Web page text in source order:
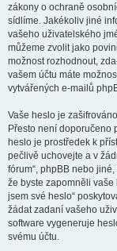
zákony o ochraně
sídlíme. Jakékoliv jiné
vašeho uživatelského
můžeme zvolit jako
možnost rozhodnout,
vašem účtu máte
vytvářených e-mailů
Vaše heslo je
Přesto není doporučeno
heslo je prostředek k
pečlivě uchovejte a v
fórum“, phpBB nebo
že byste zapomněli vaše
jsem své heslo“
žádat zadaní vašeho
software vygeneruje
svému účtu.